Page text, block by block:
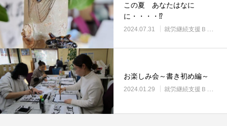
この夏 あなたはなに
に・・・・⁉
2024.07.31 就労継続支援Ｂ型・ニコサービス城東センター
お楽しみ会～書き初め編～
2024.01.29 就労継続支援Ｂ型・ニコサービス城東センター